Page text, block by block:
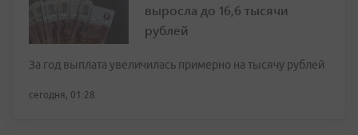
выросла до 16,6 тысячи
рублей
За год выплата увеличилась примерно на тысячу рублей
сегодня, 01:28